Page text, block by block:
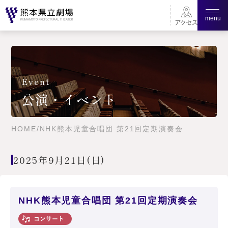
menu
Event
公演・イベント
HOME/NHK熊本児童合唱団 第21回定期演奏会
2025年9月21日(日)
NHK熊本児童合唱団 第21回定期演奏会